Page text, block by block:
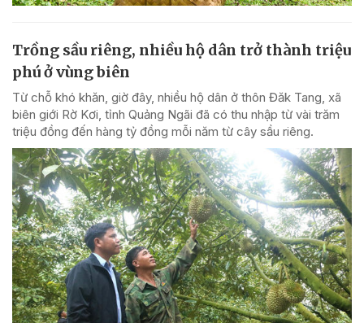
Trồng sầu riêng, nhiều hộ dân trở thành triệu
phú ở vùng biên
Từ chỗ khó khăn, giờ đây, nhiều hộ dân ở thôn Đăk Tang, xã
biên giới Rờ Kơi, tỉnh Quảng Ngãi đã có thu nhập từ vài trăm
triệu đồng đến hàng tỷ đồng mỗi năm từ cây sầu riêng.